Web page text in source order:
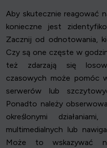
Aby skutecznie reagować
konieczne jest
Zacznij od odnotowania,
Czy są one częste w
też zdarzają się
czasowych może pomóc
serwerów lub
Ponadto należy
określonymi
multimedialnych lub
Może to wskazywać